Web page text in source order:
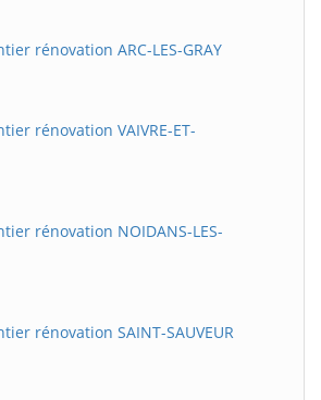
rénovation ARC-LES-GRAY
rénovation VAIVRE-ET-
rénovation NOIDANS-LES-
rénovation SAINT-SAUVEUR